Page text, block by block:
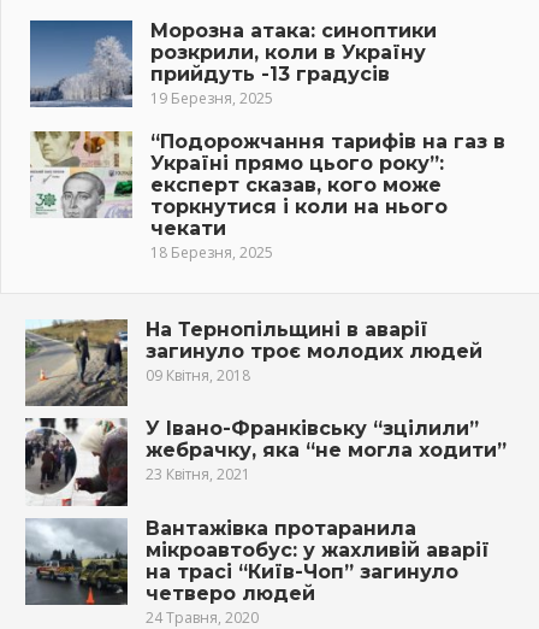
Морозна атака: синоптики
розкрили, коли в Україну
прийдуть -13 градусів
19 Березня, 2025
“Подорожчання тарифів на газ в
Україні прямо цього року”:
експерт сказав, кого може
торкнутися і коли на нього
чекати
18 Березня, 2025
На Тернопільщині в авapії
загинуло троє молодих людей
09 Квітня, 2018
У Івано-Франківську “зцілили”
жебрачку, яка “не могла ходити”
23 Квітня, 2021
Вантажівка протаранила
мікроавтобус: у жахливій аварії
на трасі “Київ-Чоп” загинуло
четверо людей
24 Травня, 2020